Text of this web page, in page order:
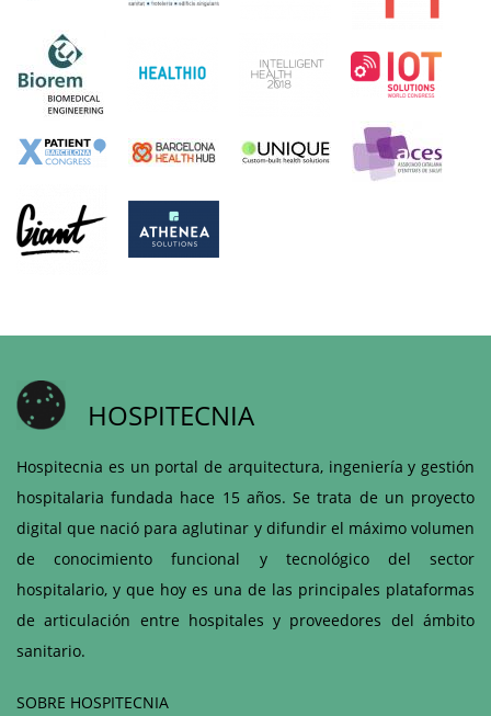
HOSPITECNIA
Hospitecnia es un portal de arquitectura, ingeniería y gestión
hospitalaria fundada hace 15 años. Se trata de un proyecto
digital que nació para aglutinar y difundir el máximo volumen
de conocimiento funcional y tecnológico del sector
hospitalario, y que hoy es una de las principales plataformas
de articulación entre hospitales y proveedores del ámbito
sanitario.
SOBRE HOSPITECNIA